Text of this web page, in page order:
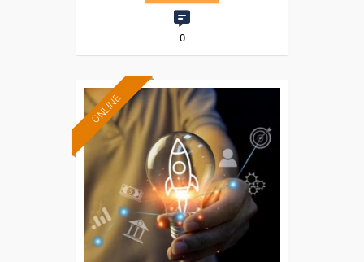
0
ONLINE
Formación 100%
subvencionada.
Para trabajadores y
autónomos de Madrid.
Para todos los sectores.